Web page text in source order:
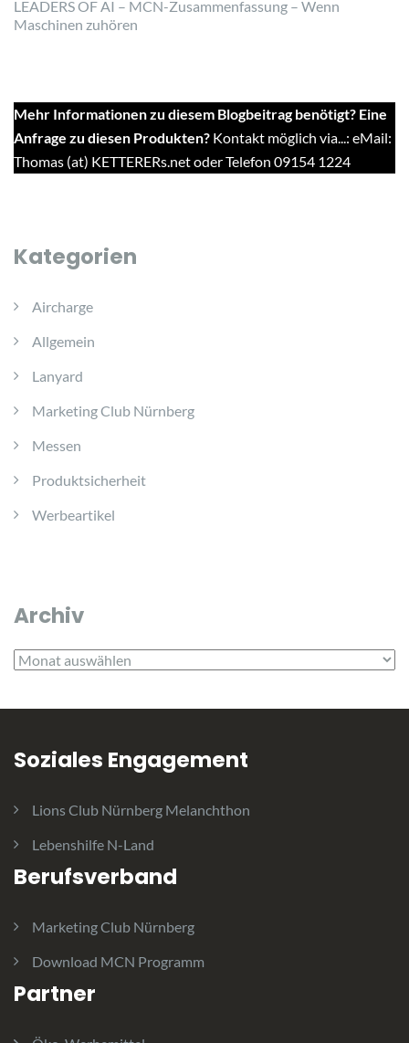
LEADERS OF AI – MCN-Zusammenfassung – Wenn
Maschinen zuhören
Mehr Informationen zu diesem Blogbeitrag benötigt? Eine
Anfrage zu diesen Produkten? Kontakt möglich via...: eMail:
Thomas (at) KETTERERs.net oder Telefon 09154 1224
Kategorien
Aircharge
Allgemein
Lanyard
Marketing Club Nürnberg
Messen
Produktsicherheit
Werbeartikel
Archiv
Archiv
Soziales Engagement
Lions Club Nürnberg Melanchthon
Lebenshilfe N-Land
Berufsverband
Marketing Club Nürnberg
Download MCN Programm
Partner